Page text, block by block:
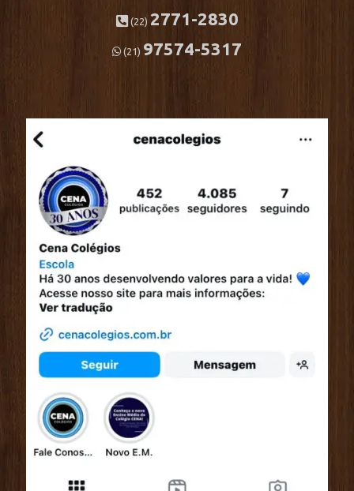
(22) 2771-2830
(21) 97574-5317